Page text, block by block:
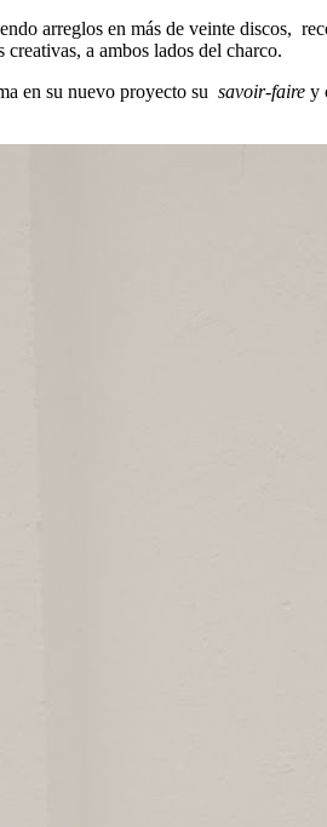
arreglos en más de veinte discos,
a ambos lados del charco.
en su nuevo proyecto su savoir-faire y